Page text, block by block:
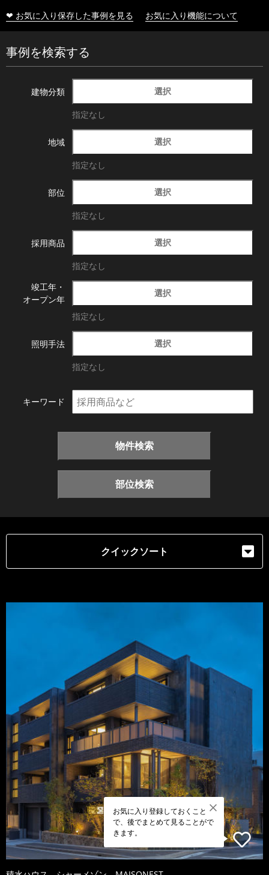
❤ お気に入り保存した事例を見る お気に入り機能について
事例を検索する
建物分類 選択
指定なし
地域 選択
指定なし
部位 選択
指定なし
採用商品 選択
指定なし
竣工年・
オープン年
選択
指定なし
照明手法 選択
指定なし
キーワード
物件検索
部位検索
クイックソート
お気に入り登録しておくこと
で、後でまとめて見ることがで
きます。